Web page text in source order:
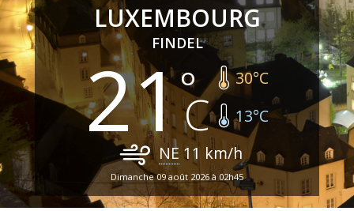
LUXEMBOURG
FINDEL
21 30°C
13°C
NE 11 km/h
Dimanche 09 août 2026 à 02h45